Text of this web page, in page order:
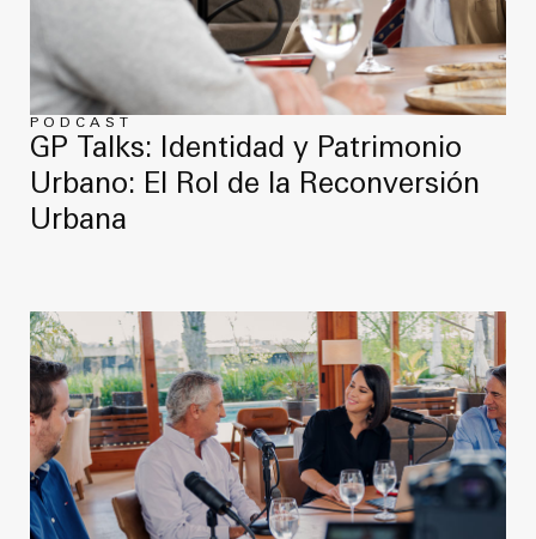
Quiénes somos
Trabaja con nosotros
Contacto
Anteproyecto
Proyecto Ejecutivo
Dirección de Obra
Proyectos
Noticias
Quiénes somos
Trabaja con nosotros
Contacto
PODCAST
GP Talks: Identidad y Patrimonio
Urbano: El Rol de la Reconversión
Urbana